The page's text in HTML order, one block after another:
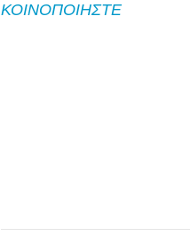
ΚΟΙΝΟΠΟΙΗΣΤΕ